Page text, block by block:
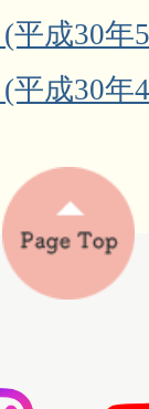
平成30年
平成30年